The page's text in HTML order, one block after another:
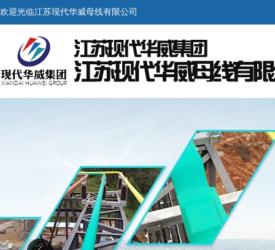
欢迎光临江苏现代华威母线有限公司